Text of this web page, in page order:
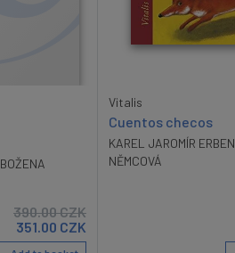
BOŽENA
390.00CZK
351.00 CZK
Vitalis
Cuentos checos
KAREL JAROMÍR ERBEN
NĚMCOVÁ